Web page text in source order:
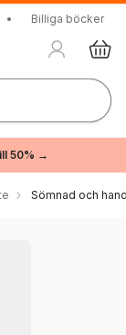
• Billiga böcker
50% →
Sömnad och